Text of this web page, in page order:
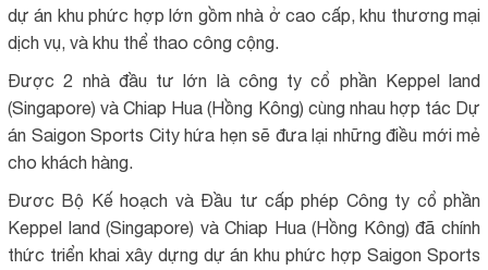
dự án khu phức hợp lớn gồm nhà ở cao cấp, khu thương mại
dịch vụ, và khu thể thao công cộng.
Được 2 nhà đầu tư lớn là công ty cổ phần Keppel land
(Singapore) và Chiap Hua (Hồng Kông) cùng nhau hợp tác Dự
án Saigon Sports City hứa hẹn sẽ đưa lại những điều mới mẻ
cho khách hàng.
Đươc Bộ Kế hoạch và Đầu tư cấp phép Công ty cổ phần
Keppel land (Singapore) và Chiap Hua (Hồng Kông) đã chính
thức triển khai xây dựng dự án khu phức hợp Saigon Sports